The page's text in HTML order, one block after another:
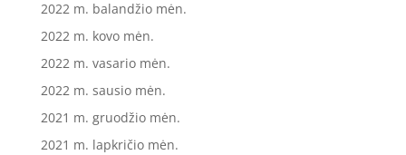
2022 m. balandžio mėn.
2022 m. kovo mėn.
2022 m. vasario mėn.
2022 m. sausio mėn.
2021 m. gruodžio mėn.
2021 m. lapkričio mėn.